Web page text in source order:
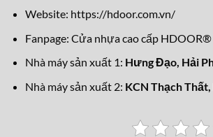
Website: https://hdoor.com.vn/
Fanpage: Cửa nhựa cao cấp HDOOR®
Nhà máy sản xuất 1: Hưng Đạo, Hải
Nhà máy sản xuất 2: KCN Thạch